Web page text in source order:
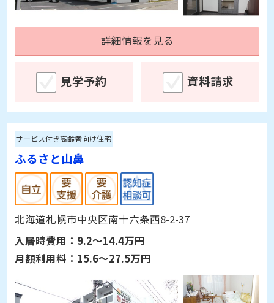
詳細情報を見る
見学予約 資料請求
サービス付き高齢者向け住宅
ふるさと山鼻
北海道札幌市中央区南十六条西8-2-37
入居時費用： 9.2～14.4万円
月額利用料： 15.6～27.5万円